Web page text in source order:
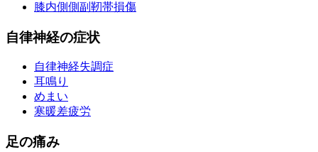
膝内側側副靭帯損傷
自律神経の症状
自律神経失調症
耳鳴り
めまい
寒暖差疲労
足の痛み